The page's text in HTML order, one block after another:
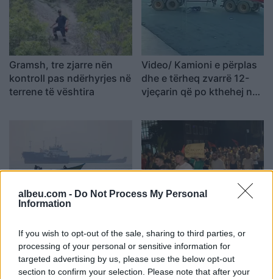
albeu.com - Do Not Process My Personal
Information
If you wish to opt-out of the sale, sharing to third parties, or
processing of your personal or sensitive information for
targeted advertising by us, please use the below opt-out
section to confirm your selection. Please note that after your
Gramsh, tre zjarre nën
kontroll pas ndërhyrjes në
terrene të vështira
Video/ Kamioni e përplas
dhe e tërheq zvarrë 12-
vjeçarin që po kthehej nga
mrekullisht
SHBA: Bisedimet Oman-
marrëveshja për lundrimin
në Hormuz pritet së
shpejti
refuzojnë bashkimin me
Lushnjen